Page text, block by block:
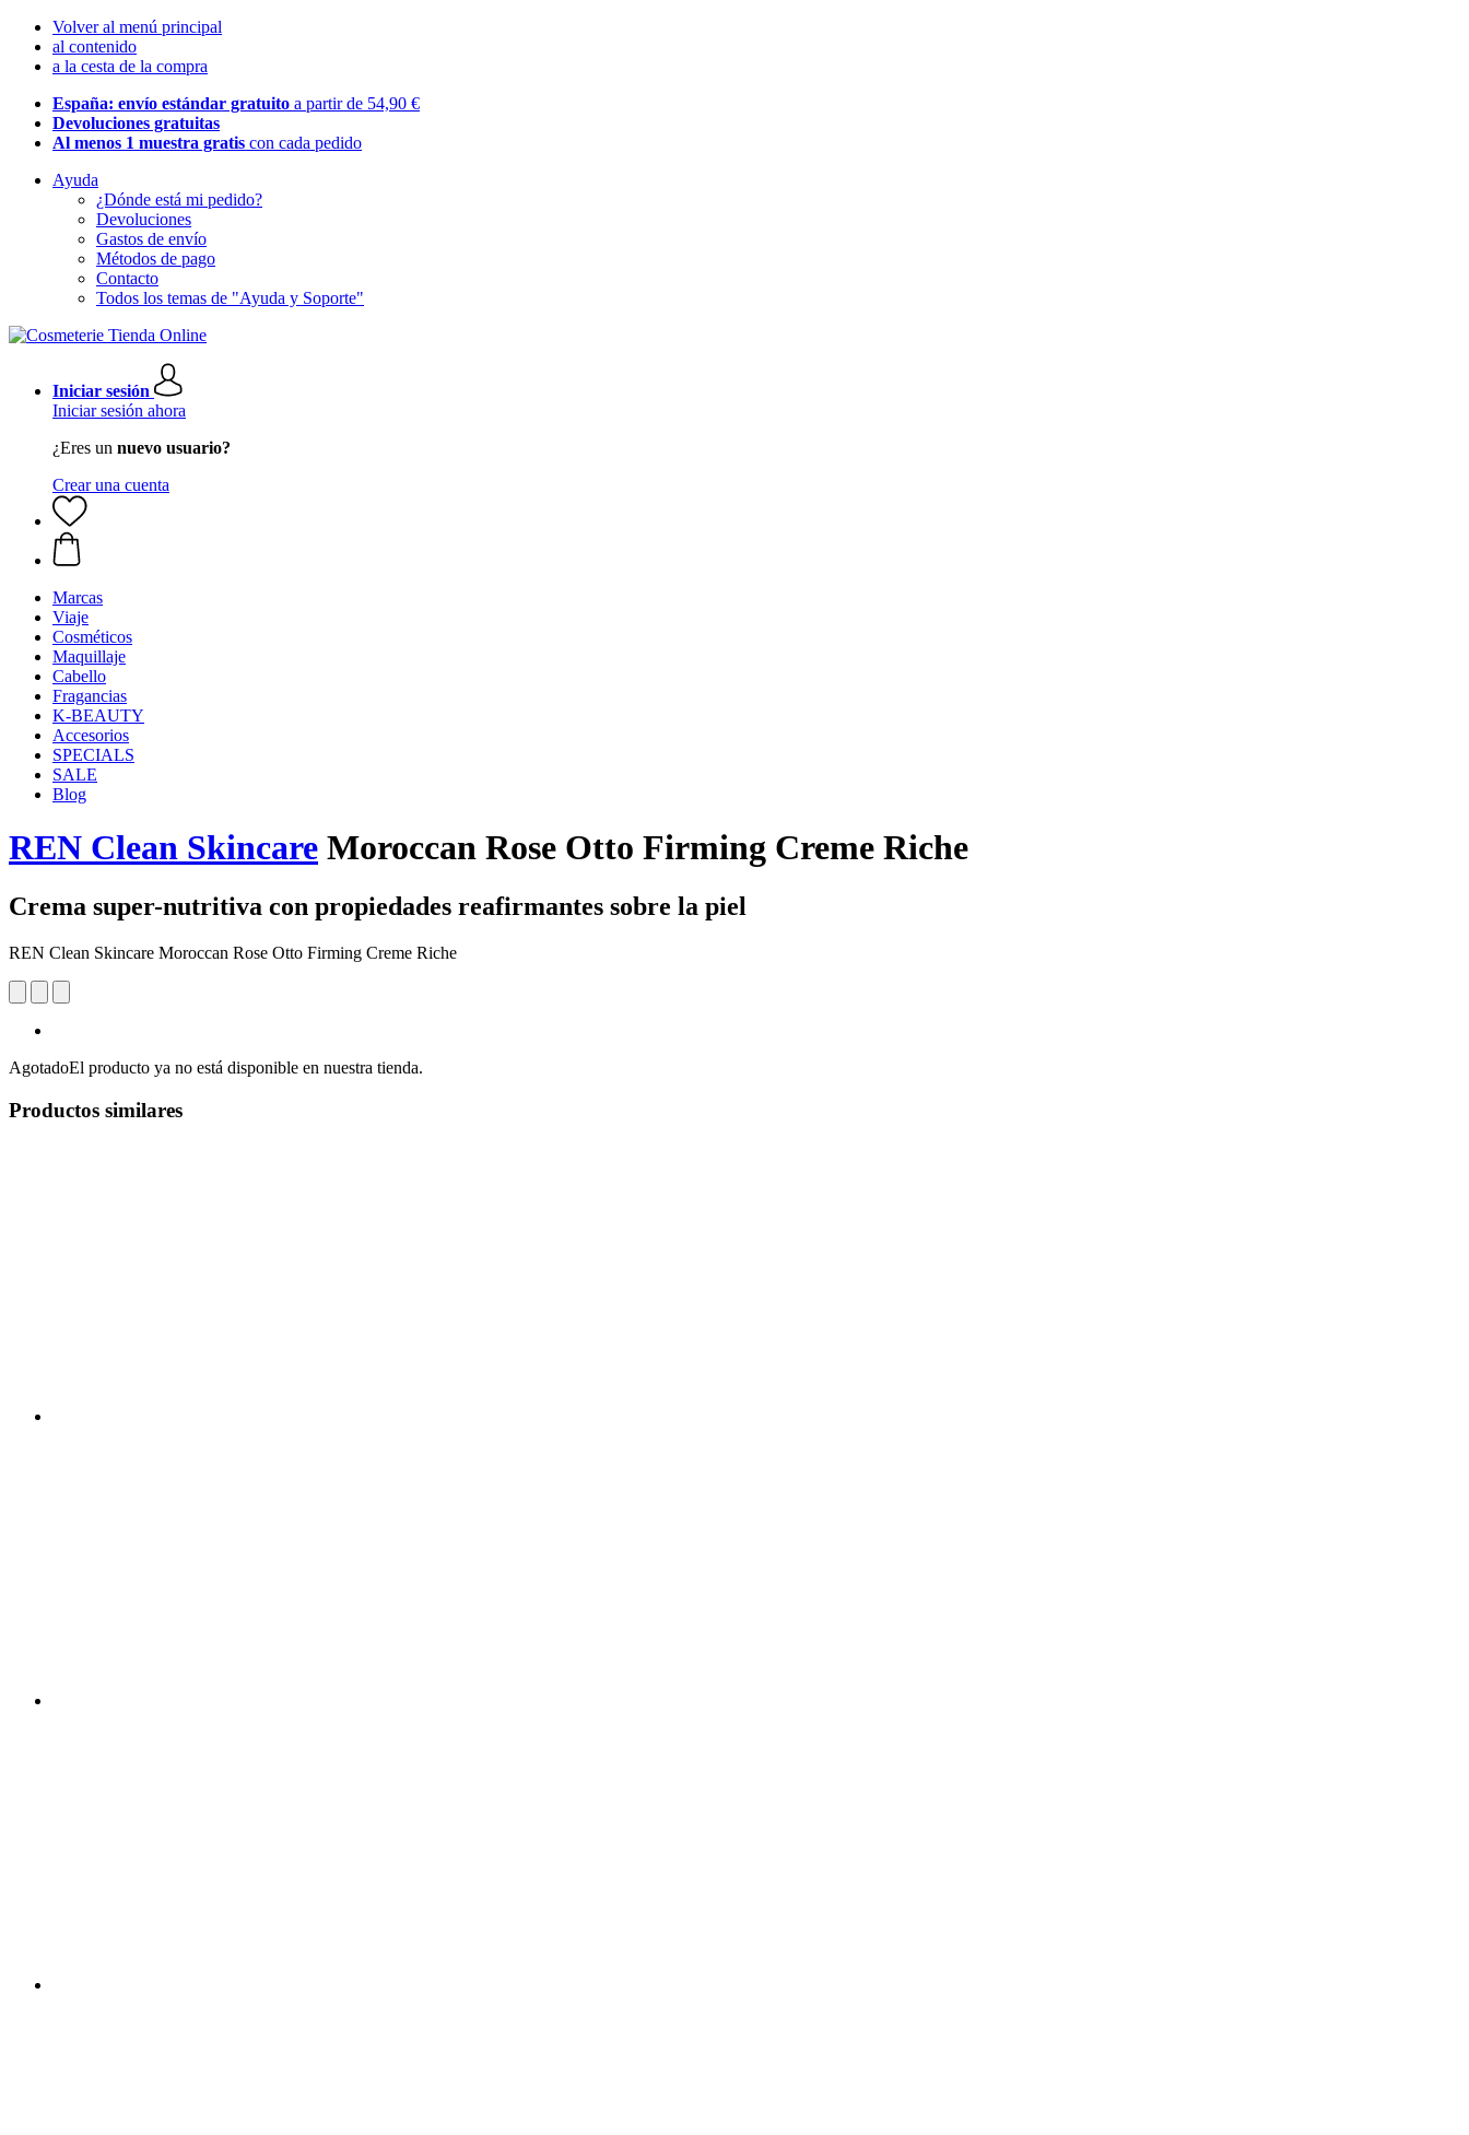
Volver al menú principal
al contenido
a la cesta de la compra
España: envío estándar gratuito a partir de 54,90 €
Devoluciones gratuitas
Al menos 1 muestra gratis con cada pedido
Ayuda
¿Dónde está mi pedido?
Devoluciones
Gastos de envío
Métodos de pago
Contacto
Todos los temas de "Ayuda y Soporte"
Iniciar sesión
Iniciar sesión ahora
¿Eres un nuevo usuario?
Crear una cuenta
Marcas
Viaje
Cosméticos
Maquillaje
Cabello
Fragancias
K-BEAUTY
Accesorios
SPECIALS
SALE
Blog
REN Clean Skincare Moroccan Rose Otto Firming Creme Riche
Crema super-nutritiva con propiedades reafirmantes sobre la piel
REN Clean Skincare Moroccan Rose Otto Firming Creme Riche
AgotadoEl producto ya no está disponible en nuestra tienda.
Productos similares